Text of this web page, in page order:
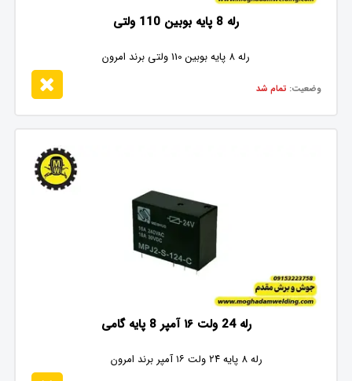
رله 8 پایه بوبین 110 ولتی
رله 8 پایه بوبین 110 ولتی برند امرون
وضعیت: تمام شد
رله 24 ولت ۱۶ آمپر 8 پایه گامی
رله 8 پایه ۲۴ ولت ۱۶ آمپر برند امرون